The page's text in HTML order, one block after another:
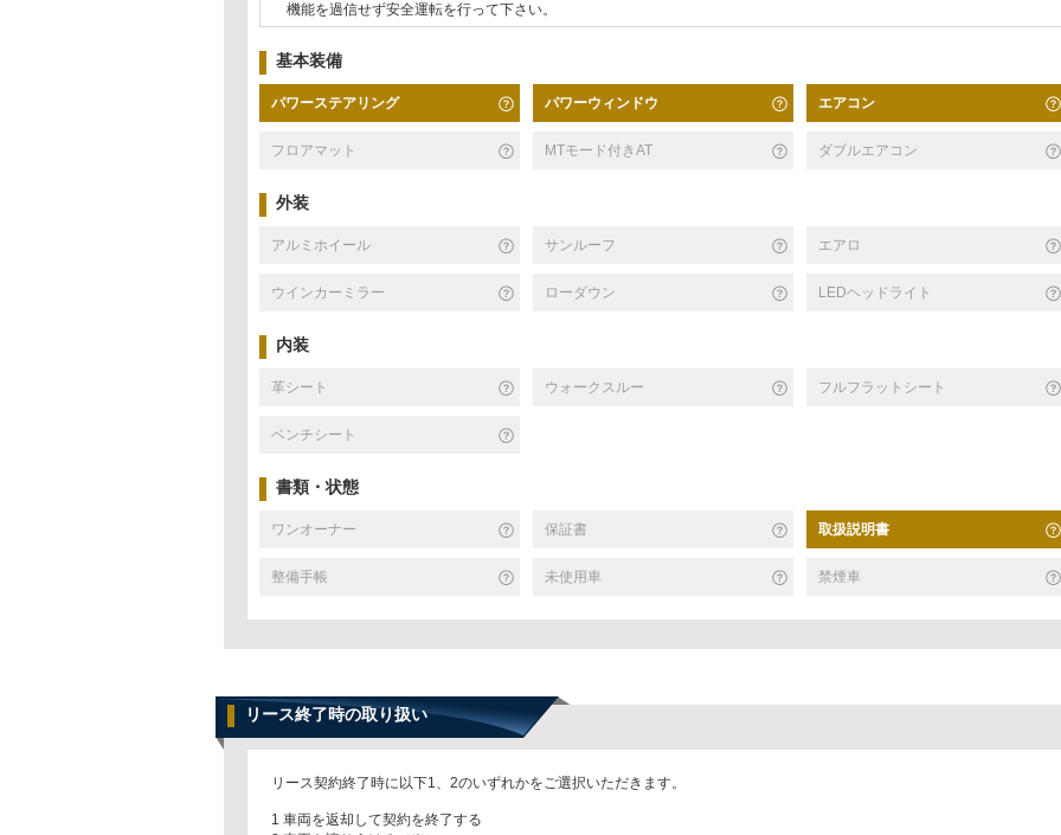
機能を過信せず安全運転を行って下さい。
基本装備
パワーステアリング パワーウィンドウ エアコン
フロアマット MTモード付きAT ダブルエアコン
外装
アルミホイール サンルーフ エアロ
ウインカーミラー ローダウン LEDヘッドライト
内装
革シート ウォークスルー フルフラットシート
ベンチシート
書類・状態
ワンオーナー 保証書 取扱説明書
整備手帳 未使用車 禁煙車
リース終了時の取り扱い
リース契約終了時に以下1、2のいずれかをご選択いただきます。
1 車両を返却して契約を終了する